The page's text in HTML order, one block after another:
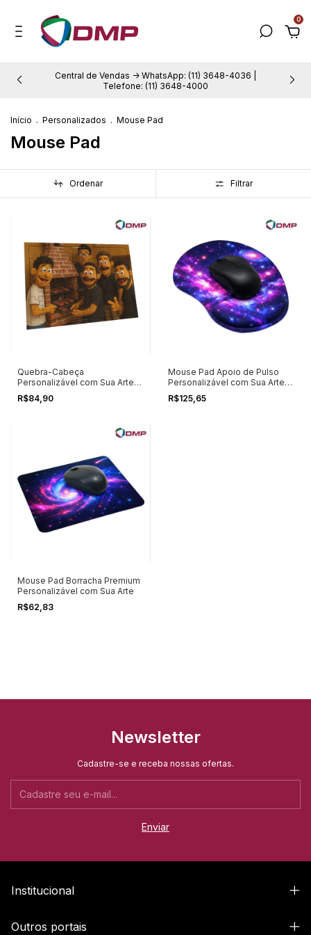
0
Central de Vendas -> WhatsApp: (11) 3648-4036 |
Telefone: (11) 3648-4000
Início . Personalizados . Mouse Pad
Mouse Pad
Ordenar Filtrar
Quebra-Cabeça
Personalizável com Sua Arte
(kit)
R$84,90
Mouse Pad Apoio de Pulso
Personalizável com Sua Arte
(kit)
R$125,65
Mouse Pad Borracha Premium
Personalizável com Sua Arte
R$62,83
Newsletter
Cadastre-se e receba nossas ofertas.
Institucional
Outros portais